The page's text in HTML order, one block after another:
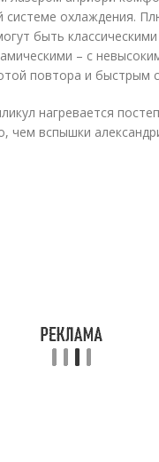
системе охлаждения.
быть
– с
повтора и быстрым
нагревается
чем вспышки